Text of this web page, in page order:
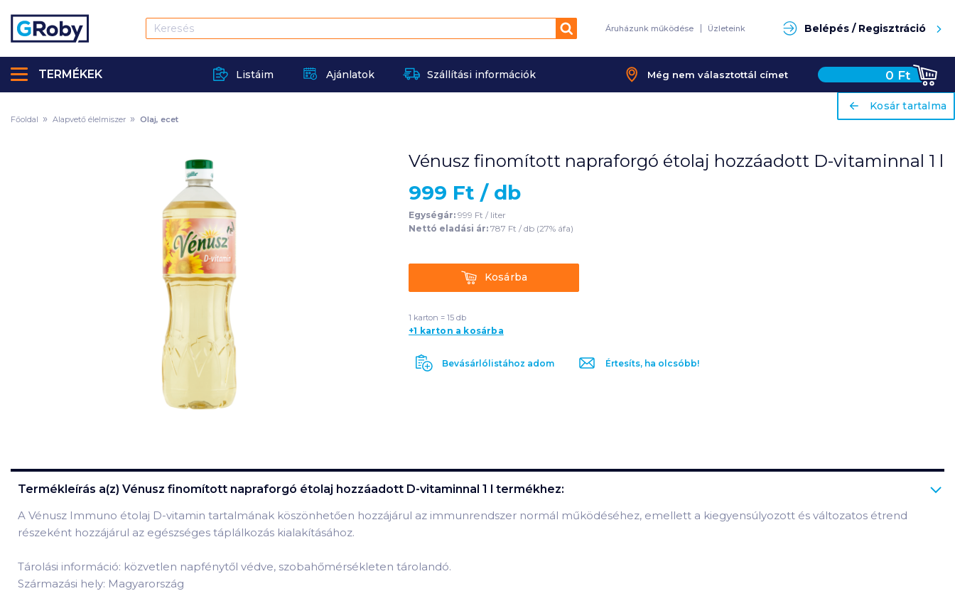
Keresés Áruházunk működése Üzleteink Belépés / Regisztráció
Listáim Ajánlatok Szállítási információk Még nem választottál címet 0 Ft
TERMÉKEK
ariaLabel
Kosár tartalma
Főoldal Alapvető élelmiszer Olaj, ecet
Vénusz finomított napraforgó étolaj hozzáadott D-vitaminnal 1 l
999 Ft / db
Egységár: 999 Ft / liter
Nettó eladási ár: 787 Ft / db (27% áfa)
KosárbaKosárba
1 karton = 15 db
+1 karton a kosárba
Bevásárlólistához adom Értesíts, ha olcsóbb!
Termékleírás a(z) Vénusz finomított napraforgó étolaj hozzáadott D-vitaminnal 1 l termékhez:
A Vénusz Immuno étolaj D-vitamin tartalmának köszönhetően hozzájárul az immunrendszer normál működéséhez, emellett a kiegyensúlyozott és változatos étrend
részeként hozzájárul az egészséges táplálkozás kialakításához.
Tárolási információ: közvetlen napfénytől védve, szobahőmérsékleten tárolandó.
Származási hely: Magyarország